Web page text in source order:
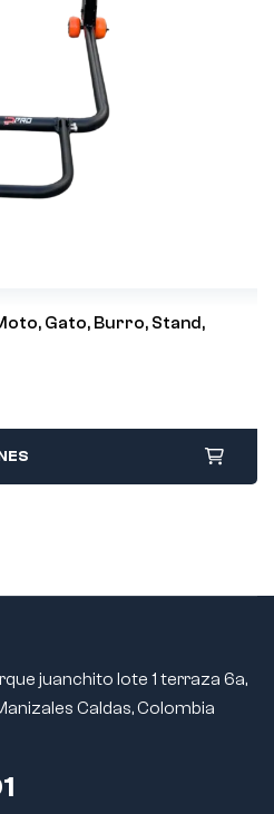
Gato, Burro, Stand,
juanchito lote 1 terraza 6a,
Caldas, Colombia